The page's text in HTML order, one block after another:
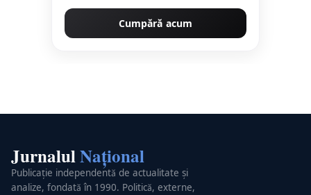
Cumpără acum
JurnalulNațional
Publicație independentă de actualitate și
analize, fondată în 1990. Politică, externe,